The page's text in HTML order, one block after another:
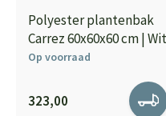
Polyester plantenbak
Carrez 60x60x60 cm | Wit
Op voorraad
323,00